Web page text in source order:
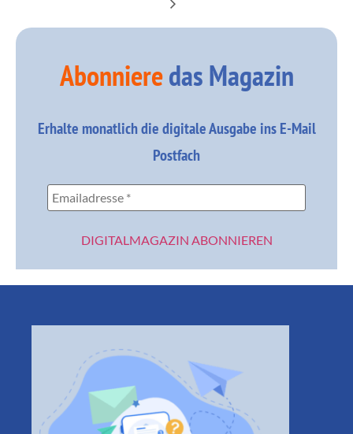
Abonnieredas Magazin
Erhalte monatlich die digitale Ausgabe ins E-Mail
Postfach